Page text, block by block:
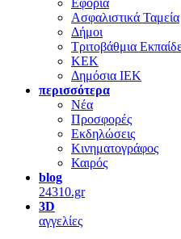
Εφορία
Ασφαλιστικά Ταμεία
Δήμοι
Τριτοβάθμια
ΚΕΚ
Δημόσια ΙΕΚ
περισσότερα
Νέα
Προσφορές
Εκδηλώσεις
Κινηματογράφος
Καιρός
blog
24310.gr
3D
αγγελίες